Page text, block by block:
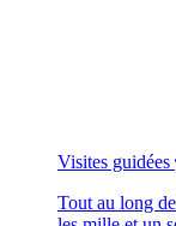
Visites guidées
Tout au long